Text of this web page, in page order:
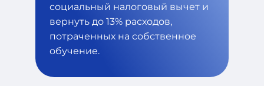
социальный налоговый вычет и
вернуть до 13% расходов,
потраченных на собственное
обучение.